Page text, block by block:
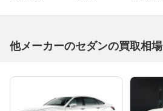
他メーカーのセダンの買取相場